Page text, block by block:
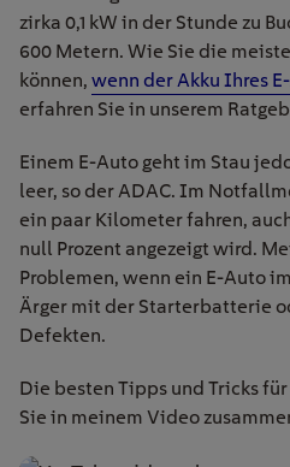
zirka 0,1 kW in der Stunde zu
600 Metern. Wie Sie die
können, wenn der Akku Ihres
erfahren Sie in unserem
Einem E-Auto geht im Stau
leer, so der ADAC. Im
ein paar Kilometer fahren,
null Prozent angezeigt wird.
Problemen, wenn ein E-Auto
Ärger mit der Starterbatterie
Defekten.
Die besten Tipps und Tricks
Sie in meinem Video